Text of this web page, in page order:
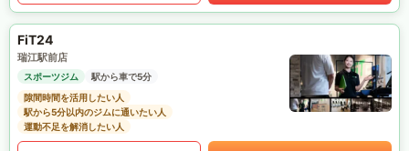
FiT24
瑞江駅前店
スポーツジム
駅から車で5分
隙間時間を活用したい人
駅から5分以内のジムに通いたい人
運動不足を解消したい人